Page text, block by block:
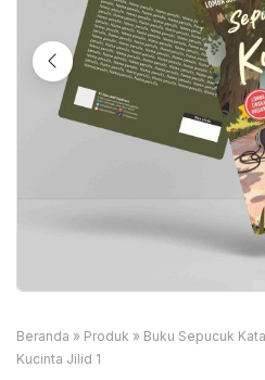
Beranda » Produk » Buku Sepucuk
Kucinta Jilid 1